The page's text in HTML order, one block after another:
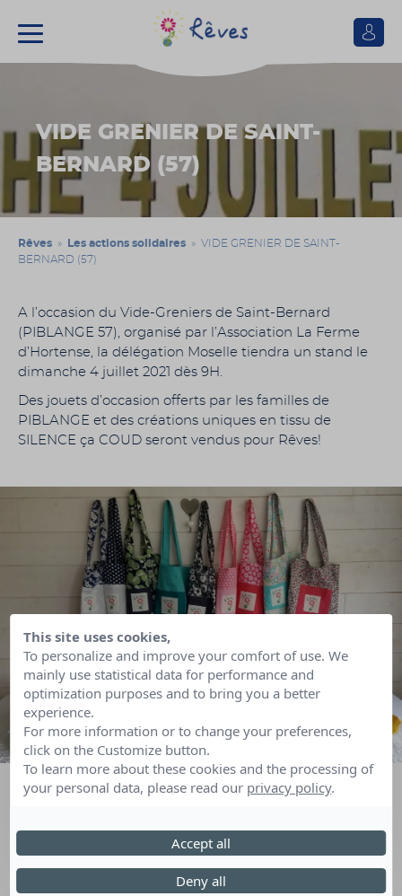
Rêves
Se
VIDE GRENIER DE SAINT-
BERNARD (57)
Rêves » Les actions solidaires » VIDE GRENIER DE SAINT-
BERNARD (57)
A l’occasion du Vide-Greniers de Saint-Bernard
(PIBLANGE 57), organisé par l’Association La Ferme
d’Hortense, la délégation Moselle tiendra un stand le
dimanche 4 juillet 2021 dès 9H.
Des jouets d’occasion offerts par les familles de
PIBLANGE et des créations uniques en tissu de
SILENCE ça COUD seront vendus pour Rêves!
Date :14 août 2021
This site uses cookies,
To personalize and improve your comfort of use. We
mainly use statistical data for performance and
optimization purposes and to bring you a better
experience.
For more information or to change your preferences,
click on the Customize button.
To learn more about these cookies and the processing of
your personal data, please read our privacy policy.
Deny all
Accept all